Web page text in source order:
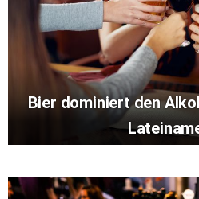
Bier dominiert den